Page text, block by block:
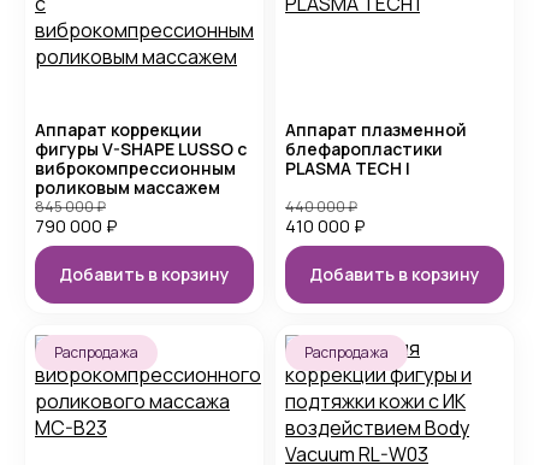
Аппарат коррекции
фигуры V-SHAPE LUSSO с
виброкомпрессионным
роликовым массажем
790 000 ₽
845 000₽
Добавить в корзину
Аппарат плазменной
блефаропластики
PLASMA TECH I
410 000 ₽
440 000₽
Добавить в корзину
Распродажа Распродажа